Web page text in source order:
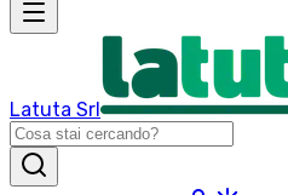
Latuta Srl